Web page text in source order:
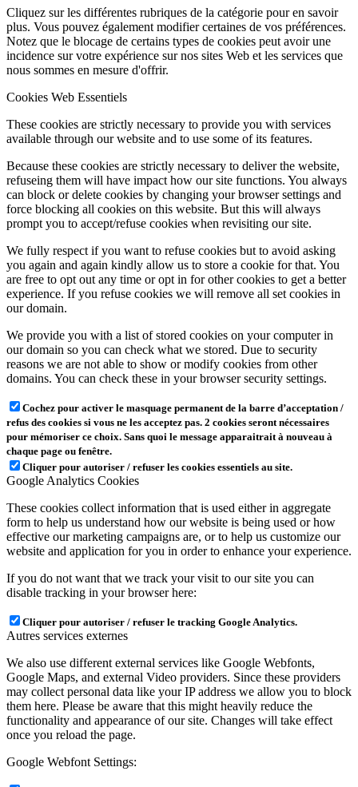
Cliquez sur les différentes rubriques de la catégorie pour en savoir
plus. Vous pouvez également modifier certaines de vos préférences.
Notez que le blocage de certains types de cookies peut avoir une
incidence sur votre expérience sur nos sites Web et les services que
nous sommes en mesure d'offrir.
Cookies Web Essentiels
These cookies are strictly necessary to provide you with services
available through our website and to use some of its features.
Because these cookies are strictly necessary to deliver the website,
refuseing them will have impact how our site functions. You always
can block or delete cookies by changing your browser settings and
force blocking all cookies on this website. But this will always
prompt you to accept/refuse cookies when revisiting our site.
We fully respect if you want to refuse cookies but to avoid asking
you again and again kindly allow us to store a cookie for that. You
are free to opt out any time or opt in for other cookies to get a better
experience. If you refuse cookies we will remove all set cookies in
our domain.
We provide you with a list of stored cookies on your computer in
our domain so you can check what we stored. Due to security
reasons we are not able to show or modify cookies from other
domains. You can check these in your browser security settings.
Cochez pour activer le masquage permanent de la barre d’acceptation /
refus des cookies si vous ne les acceptez pas. 2 cookies seront nécessaires
pour mémoriser ce choix. Sans quoi le message apparaitrait à nouveau à
chaque page ou fenêtre.
Cliquer pour autoriser / refuser les cookies essentiels au site.
Google Analytics Cookies
These cookies collect information that is used either in aggregate
form to help us understand how our website is being used or how
effective our marketing campaigns are, or to help us customize our
website and application for you in order to enhance your experience.
If you do not want that we track your visit to our site you can
disable tracking in your browser here:
Cliquer pour autoriser / refuser le tracking Google Analytics.
Autres services externes
We also use different external services like Google Webfonts,
Google Maps, and external Video providers. Since these providers
may collect personal data like your IP address we allow you to block
them here. Please be aware that this might heavily reduce the
functionality and appearance of our site. Changes will take effect
once you reload the page.
Google Webfont Settings: